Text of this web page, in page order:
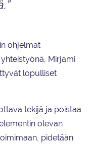
ohjelmat
Mirjami
lopulliset
tekijä ja poistaa
olevan
pidetään